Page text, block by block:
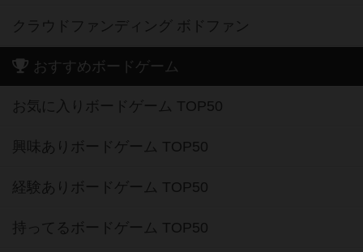
クラウドファンディング ボドファン
おすすめボードゲーム
お気に入りボードゲーム TOP50
興味ありボードゲーム TOP50
経験ありボードゲーム TOP50
持ってるボードゲーム TOP50